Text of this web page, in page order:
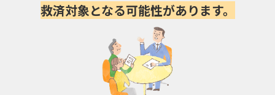
救済対象となる可能性があります。